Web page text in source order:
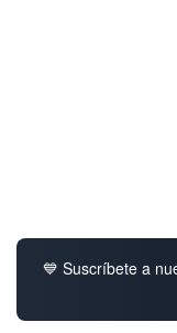
💙 Suscríbete a